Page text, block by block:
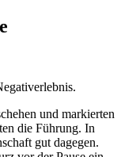
und markierten
die Führung. In
gut dagegen.